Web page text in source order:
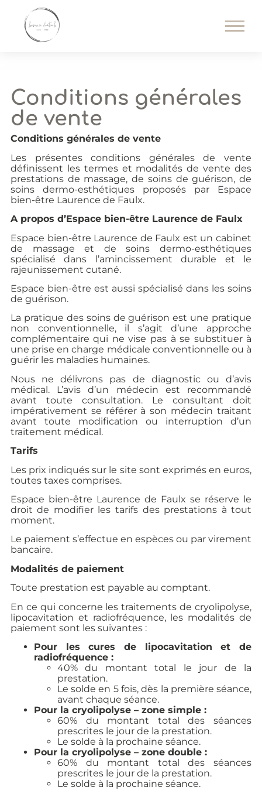
Conditions générales
de vente
Conditions générales de vente
Les présentes conditions générales de vente
définissent les termes et modalités de vente des
prestations de massage, de soins de guérison, de
soins dermo-esthétiques proposés par Espace
bien-être Laurence de Faulx.
A propos d’Espace bien-être Laurence de Faulx
Espace bien-être Laurence de Faulx est un cabinet
de massage et de soins dermo-esthétiques
spécialisé dans l’amincissement durable et le
rajeunissement cutané.
Espace bien-être est aussi spécialisé dans les soins
de guérison.
La pratique des soins de guérison est une pratique
non conventionnelle, il s’agit d’une approche
complémentaire qui ne vise pas à se substituer à
une prise en charge médicale conventionnelle ou à
guérir les maladies humaines.
Nous ne délivrons pas de diagnostic ou d’avis
médical. L’avis d’un médecin est recommandé
avant toute consultation. Le consultant doit
impérativement se référer à son médecin traitant
avant toute modification ou interruption d’un
traitement médical.
Tarifs
Les prix indiqués sur le site sont exprimés en euros,
toutes taxes comprises.
Espace bien-être Laurence de Faulx se réserve le
droit de modifier les tarifs des prestations à tout
moment.
Le paiement s’effectue en espèces ou par virement
bancaire.
Modalités de paiement
Toute prestation est payable au comptant.
En ce qui concerne les traitements de cryolipolyse,
lipocavitation et radiofréquence, les modalités de
paiement sont les suivantes :
Pour les cures de lipocavitation et de
radiofréquence :
40% du montant total le jour de la
prestation.
Le solde en 5 fois, dès la première séance,
avant chaque séance.
Pour la cryolipolyse – zone simple :
60% du montant total des séances
prescrites le jour de la prestation.
Le solde à la prochaine séance.
Pour la cryolipolyse – zone double :
60% du montant total des séances
prescrites le jour de la prestation.
Le solde à la prochaine séance.